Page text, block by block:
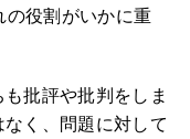
役割がいかに重
批評や批判をしま
く、問題に対して